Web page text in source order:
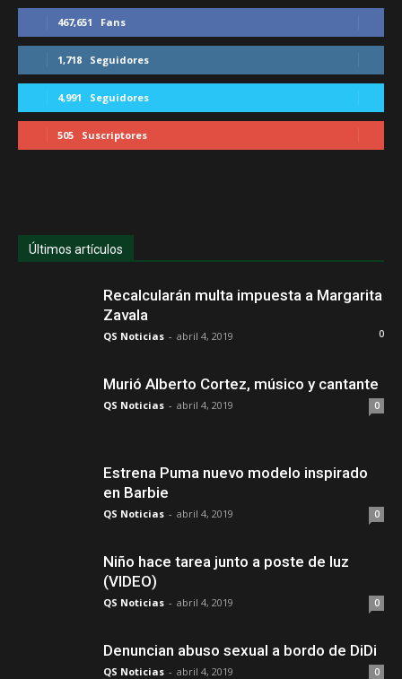
467,651 Fans
1,718 Seguidores
4,991 Seguidores
505 Suscriptores
Últimos artículos
Recalcularán multa impuesta a Margarita
Zavala
QS Noticias - abril 4, 2019 0
Murió Alberto Cortez, músico y cantante
QS Noticias - abril 4, 2019 0
Estrena Puma nuevo modelo inspirado
en Barbie
QS Noticias - abril 4, 2019 0
Niño hace tarea junto a poste de luz
(VIDEO)
QS Noticias - abril 4, 2019 0
Denuncian abuso sexual a bordo de DiDi
QS Noticias - abril 4, 2019 0